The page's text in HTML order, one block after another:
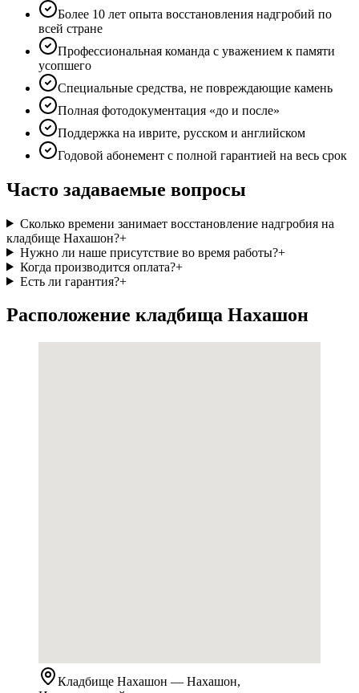
Более 10 лет опыта восстановления надгробий по
всей стране
Профессиональная команда с уважением к памяти
усопшего
Специальные средства, не повреждающие камень
Полная фотодокументация «до и после»
Поддержка на иврите, русском и английском
Годовой абонемент с полной гарантией на весь срок
Часто задаваемые вопросы
Сколько времени занимает восстановление надгробия на
кладбище Нахашон?+
Нужно ли наше присутствие во время работы?+
Когда производится оплата?+
Есть ли гарантия?+
Расположение кладбища Нахашон
Кладбище Нахашон — Нахашон,